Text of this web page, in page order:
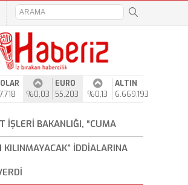
%0,03
EURO
55,203
%0,13
ALTIN
6.669,193
İŞLERI BAKANLIĞI, “CUMA
KILINMAYACAK” IDDIALARINA